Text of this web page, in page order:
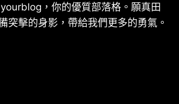
，你的優質部落格。願真田
突擊的身影，帶給我們更多的勇氣。